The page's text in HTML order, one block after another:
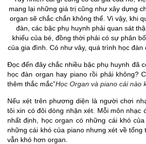
mang lại những giá trị cũng như xây dựng
organ sẽ chắc chắn không thể. Vì vậy, khi
đàn, các bậc phụ huynh phải quan sát
khiếu của bé, đồng thời phải có sự phân
của gia đình. Có như vây, quá trình học đàn
Đọc đến đây chắc nhiều bậc phụ huynh đã
học đàn organ hay piano rồi phải không?
thêm thắc mắc”Học Organ và piano cái nào
Nếu xét trên phương diện là người chơi
tôi xin có đôi dòng nhận xét. Mỗi môn nhạc
nhất định, học organ có những cái khó
những cái khó của piano nhưng xét về tổng
vẫn khó hơn organ.